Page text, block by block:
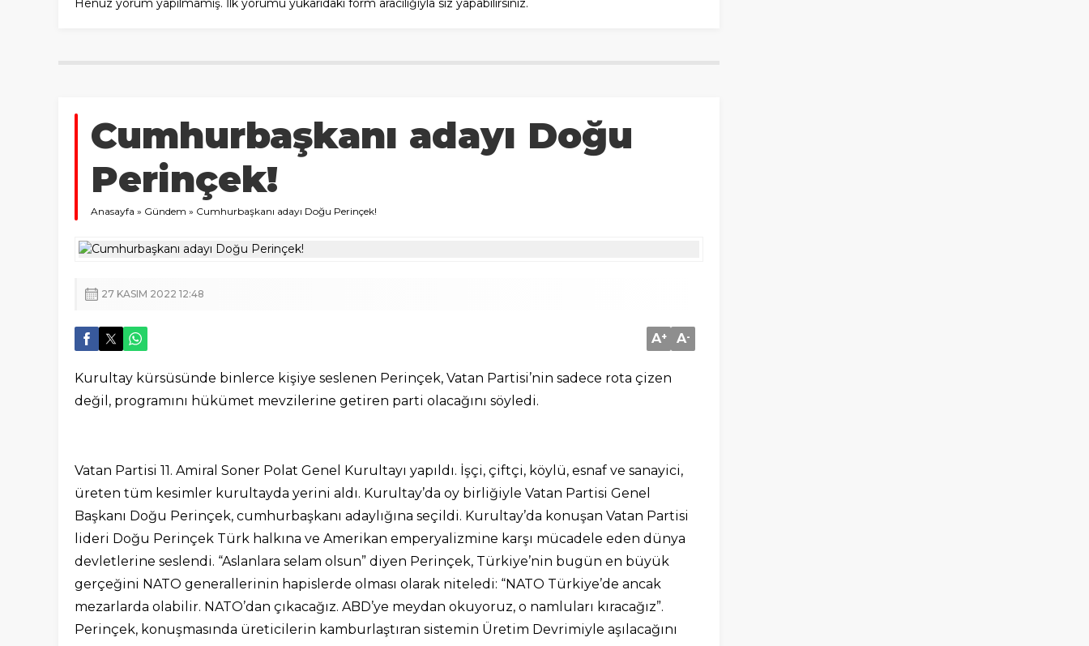
Henüz yorum yapılmamış. İlk yorumu yukarıdaki form aracılığıyla siz yapabilirsiniz.
Cumhurbaşkanı adayı Doğu
Perinçek!
Anasayfa » Gündem » Cumhurbaşkanı adayı Doğu Perinçek!
27 KASIM 2022 12:48
A+ A-
Kurultay kürsüsünde binlerce kişiye seslenen Perinçek, Vatan Partisi’nin sadece rota çizen
değil, programını hükümet mevzilerine getiren parti olacağını söyledi.